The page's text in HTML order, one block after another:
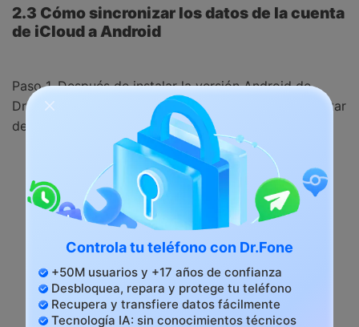
2.3 Cómo sincronizar los datos de la cuenta
de iCloud a Android
Paso 1. Después de instalar la versión Android de
Dr.Fone - Transferencia Móvil, haz clic desde "Importar
desde iCloud".
Controla tu teléfono con Dr.Fone
+50M usuarios y +17 años de confianza
Desbloquea, repara y protege tu teléfono
Recupera y transfiere datos fácilmente
Tecnología IA: sin conocimientos técnicos